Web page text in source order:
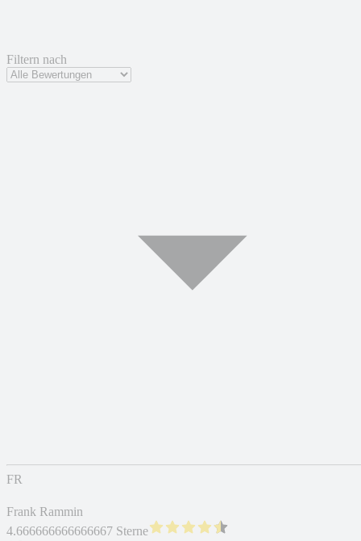
Filtern nach
FR
Frank Rammin
4.666666666666667 Sterne